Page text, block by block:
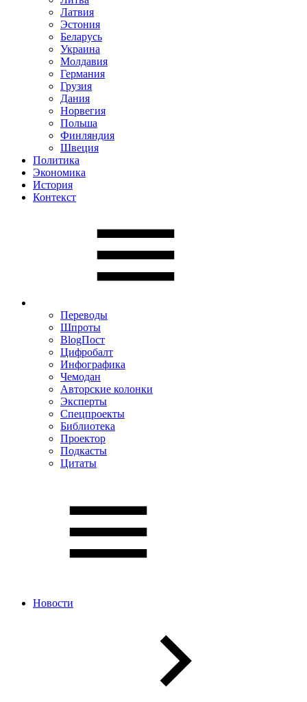
Латвия
Эстония
Беларусь
Украина
Молдавия
Германия
Грузия
Дания
Норвегия
Польша
Финляндия
Швеция
Политика
Экономика
История
Контекст
Переводы
Шпроты
BlogПост
Цифробалт
Инфографика
Чемодан
Авторские колонки
Эксперты
Спецпроекты
Библиотека
Проектор
Подкасты
Цитаты
Новости